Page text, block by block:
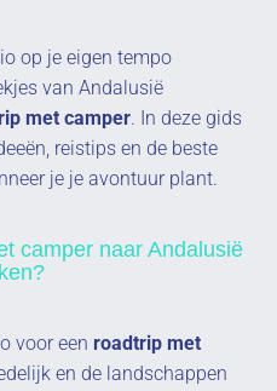
op je eigen tempo
van Andalusië
met camper. In deze gids
reistips en de beste
je je avontuur plant.
camper naar Andalusië
voor eenroadtrip met
en de landschappen